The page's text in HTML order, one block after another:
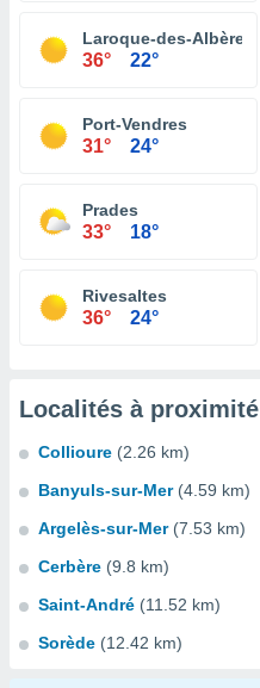
Laroque-des-Albères
36° 22°
Port-Vendres
31° 24°
Prades
33° 18°
Rivesaltes
36° 24°
Localités à proximité
Collioure (2.26 km)
Banyuls-sur-Mer (4.59 km)
Argelès-sur-Mer (7.53 km)
Cerbère (9.8 km)
Saint-André (11.52 km)
Sorède (12.42 km)